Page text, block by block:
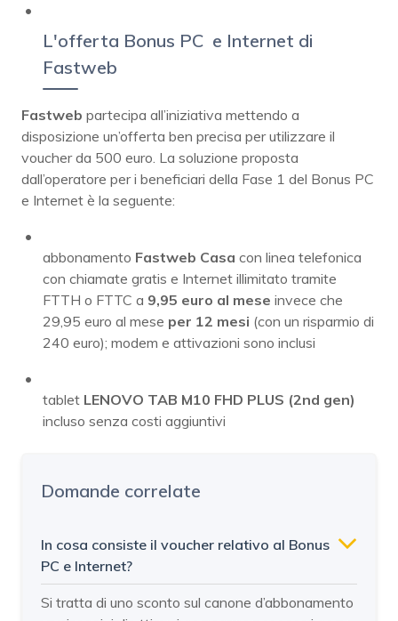
L'offerta Bonus PC e Internet di
Fastweb
Fastweb partecipa all’iniziativa mettendo a
disposizione un’offerta ben precisa per utilizzare il
voucher da 500 euro. La soluzione proposta
dall’operatore per i beneficiari della Fase 1 del Bonus PC
e Internet è la seguente:
abbonamento Fastweb Casa con linea telefonica
con chiamate gratis e Internet illimitato tramite
FTTH o FTTC a 9,95 euro al mese invece che
29,95 euro al mese per 12 mesi (con un risparmio di
240 euro); modem e attivazioni sono inclusi
tablet LENOVO TAB M10 FHD PLUS (2nd gen)
incluso senza costi aggiuntivi
Domande correlate
In cosa consiste il voucher relativo al Bonus
PC e Internet?
Si tratta di uno sconto sul canone d’abbonamento